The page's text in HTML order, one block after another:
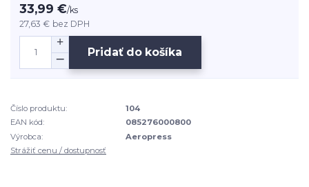
33,99 €/ks
27,63 € bez DPH
Pridať do košíka
Číslo produktu:
104
EAN kód:
085276000800
Výrobca:
Aeropress
Strážiť cenu / dostupnosť